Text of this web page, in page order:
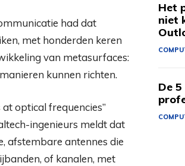
had dat
met honderden keren
van metasurfaces:
kunnen richten.
optical frequencies”
ingenieurs meldt dat
afstembare antennes die
of kanalen, met
Het
niet
De